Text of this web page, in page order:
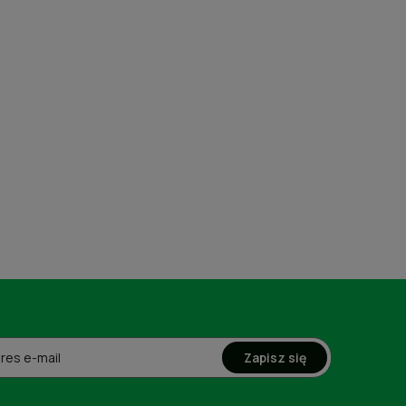
Zapisz się